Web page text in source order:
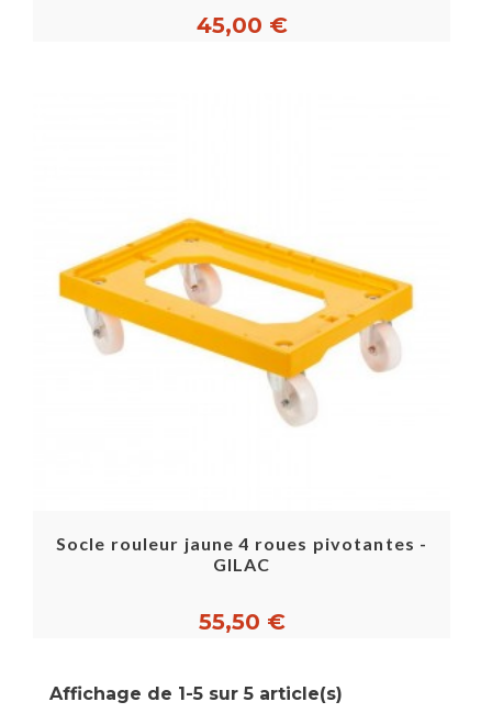
45,00 €
Socle rouleur jaune 4 roues pivotantes -
GILAC
55,50 €
Affichage de 1-5 sur 5 article(s)